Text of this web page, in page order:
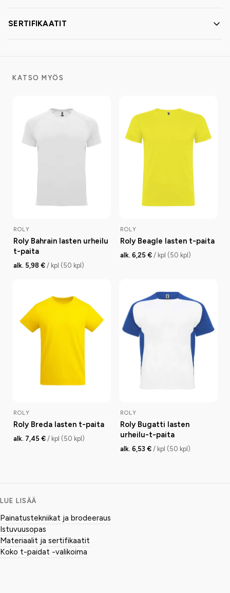
SERTIFIKAATIT
KATSO MYÖS
ROLY
Roly Bahrain lasten urheilu
t-paita
alk. 5,98 € / kpl (50 kpl)
ROLY
Roly Beagle lasten t-paita
alk. 6,25 € / kpl (50 kpl)
ROLY
Roly Breda lasten t-paita
alk. 7,45 € / kpl (50 kpl)
ROLY
Roly Bugatti lasten
urheilu-t-paita
alk. 6,53 € / kpl (50 kpl)
LUE LISÄÄ
Painatustekniikat ja brodeeraus
Istuvuusopas
Materiaalit ja sertifikaatit
Koko t-paidat -valikoima